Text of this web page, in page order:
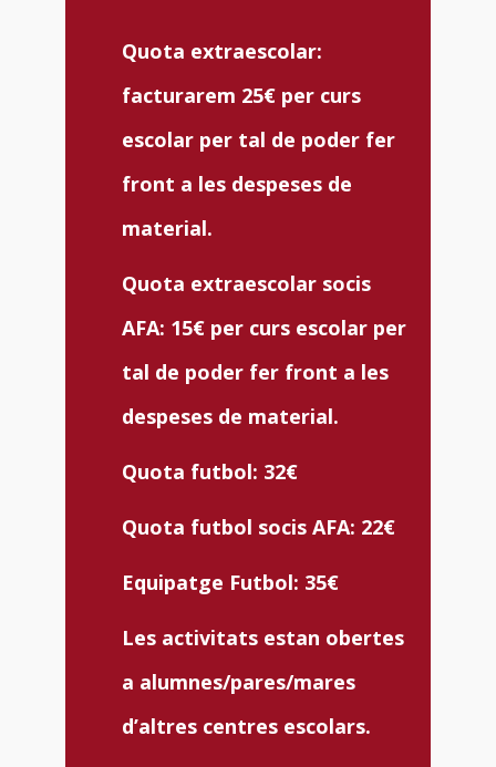
Quota extraescolar:
facturarem 25€ per curs
escolar per tal de poder fer
front a les despeses de
material.
Quota extraescolar socis
AFA: 15€ per curs escolar per
tal de poder fer front a les
despeses de material.
Quota futbol: 32€
Quota futbol socis AFA: 22€
Equipatge Futbol: 35€
Les activitats estan obertes
a alumnes/pares/mares
d’altres centres escolars.